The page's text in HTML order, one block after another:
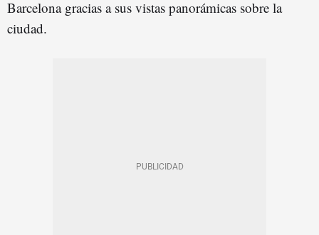
Barcelona gracias a sus vistas panorámicas sobre la
ciudad.